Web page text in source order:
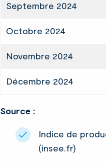
Septembre 2024
Octobre 2024
Novembre 2024
Décembre 2024
Source :
Indice de
(insee.fr)